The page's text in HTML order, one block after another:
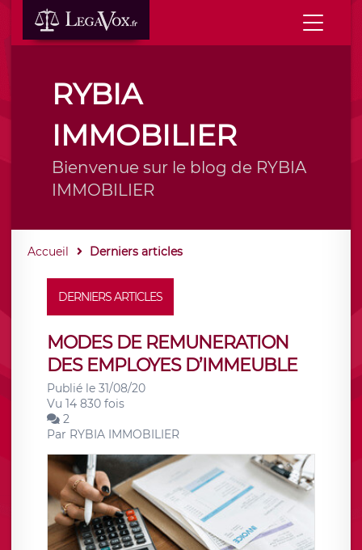
RYBIA
IMMOBILIER
Bienvenue sur le blog de RYBIA
IMMOBILIER
Accueil Derniers articles
DERNIERS ARTICLES
MODES DE REMUNERATION
DES EMPLOYES D’IMMEUBLE
Publié le 31/08/20
Vu 14 830 fois
2
Par RYBIA IMMOBILIER